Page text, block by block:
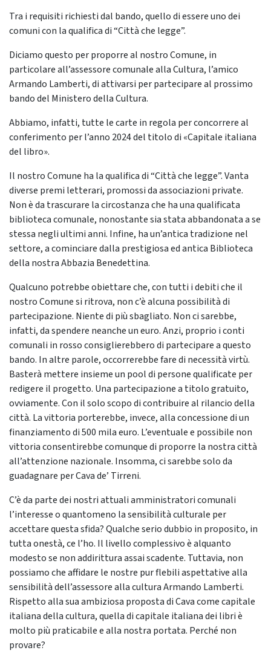
Tra i requisiti richiesti dal bando, quello di essere uno dei
comuni con la qualifica di “Città che legge”.
Diciamo questo per proporre al nostro Comune, in
particolare all’assessore comunale alla Cultura, l’amico
Armando Lamberti, di attivarsi per partecipare al prossimo
bando del Ministero della Cultura.
Abbiamo, infatti, tutte le carte in regola per concorrere al
conferimento per l’anno 2024 del titolo di «Capitale italiana
del libro».
Il nostro Comune ha la qualifica di “Città che legge”. Vanta
diverse premi letterari, promossi da associazioni private.
Non è da trascurare la circostanza che ha una qualificata
biblioteca comunale, nonostante sia stata abbandonata a se
stessa negli ultimi anni. Infine, ha un’antica tradizione nel
settore, a cominciare dalla prestigiosa ed antica Biblioteca
della nostra Abbazia Benedettina.
Qualcuno potrebbe obiettare che, con tutti i debiti che il
nostro Comune si ritrova, non c’è alcuna possibilità di
partecipazione. Niente di più sbagliato. Non ci sarebbe,
infatti, da spendere neanche un euro. Anzi, proprio i conti
comunali in rosso consiglierebbero di partecipare a questo
bando. In altre parole, occorrerebbe fare di necessità virtù.
Basterà mettere insieme un pool di persone qualificate per
redigere il progetto. Una partecipazione a titolo gratuito,
ovviamente. Con il solo scopo di contribuire al rilancio della
città. La vittoria porterebbe, invece, alla concessione di un
finanziamento di 500 mila euro. L’eventuale e possibile non
vittoria consentirebbe comunque di proporre la nostra città
all’attenzione nazionale. Insomma, ci sarebbe solo da
guadagnare per Cava de’ Tirreni.
C’è da parte dei nostri attuali amministratori comunali
l’interesse o quantomeno la sensibilità culturale per
accettare questa sfida? Qualche serio dubbio in proposito, in
tutta onestà, ce l’ho. Il livello complessivo è alquanto
modesto se non addirittura assai scadente. Tuttavia, non
possiamo che affidare le nostre pur flebili aspettative alla
sensibilità dell’assessore alla cultura Armando Lamberti.
Rispetto alla sua ambiziosa proposta di Cava come capitale
italiana della cultura, quella di capitale italiana dei libri è
molto più praticabile e alla nostra portata. Perché non
provare?